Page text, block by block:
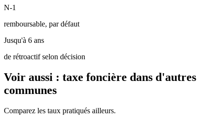
N-1
remboursable, par défaut
Jusqu'à 6 ans
de rétroactif selon décision
Voir aussi : taxe foncière dans d'autres
communes
Comparez les taux pratiqués ailleurs.